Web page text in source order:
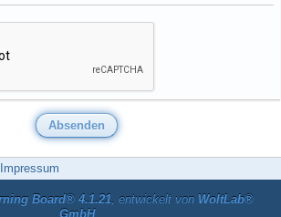
Impressum
Board® 4.1.21, entwickelt von WoltLab®
GmbH